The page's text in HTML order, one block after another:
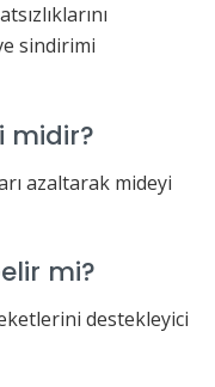
sindirimi
midir?
azaltarak mideyi
mi?
destekleyici